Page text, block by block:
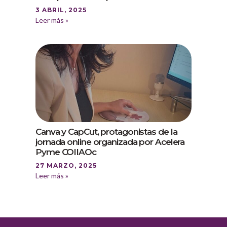
3 ABRIL, 2025
Leer más »
Canva y CapCut, protagonistas de la
jornada online organizada por Acelera
Pyme COIIAOc
27 MARZO, 2025
Leer más »